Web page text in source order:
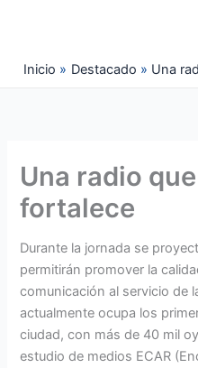
Inicio
Destacado Una
Una radio
fortalece
Durante la jornada se
permitirán promover la
comunicación al servicio de
actualmente ocupa los
ciudad, con más de 40 mil
estudio de medios ECAR